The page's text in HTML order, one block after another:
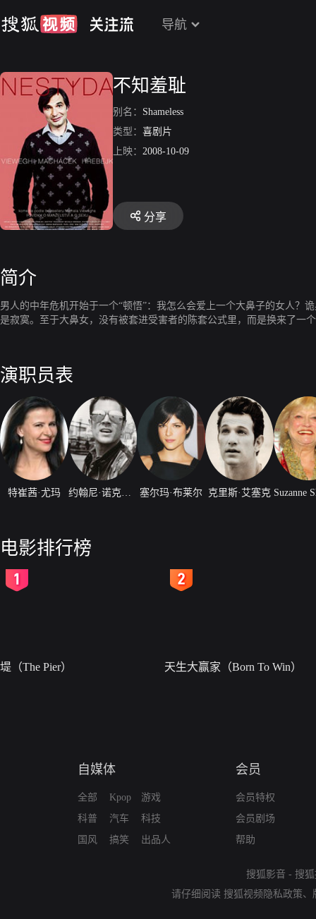
导航
不知羞耻
别名： Shameless
类型： 喜剧片
上映： 2008-10-09
分享
简介
男人的中年危机开始于一个“顿悟”：我怎么会爱上一个大鼻子的女人？
是寂寞。至于大鼻女，没有被套进受害者的陈套公式里，而是换来了一
演职员表
特崔茜·尤玛 塞尔玛·布莱尔 克里斯·艾塞克
电影排行榜
堤（The Pier） 天生大赢家（Born To Win）
自媒体
全部
科普
国风
Kpop
汽车
搞笑
游戏
科技
出品人
会员
会员特权
会员剧场
帮助
搜狐影音 - 搜
请仔细阅读 搜狐视频隐私政策、